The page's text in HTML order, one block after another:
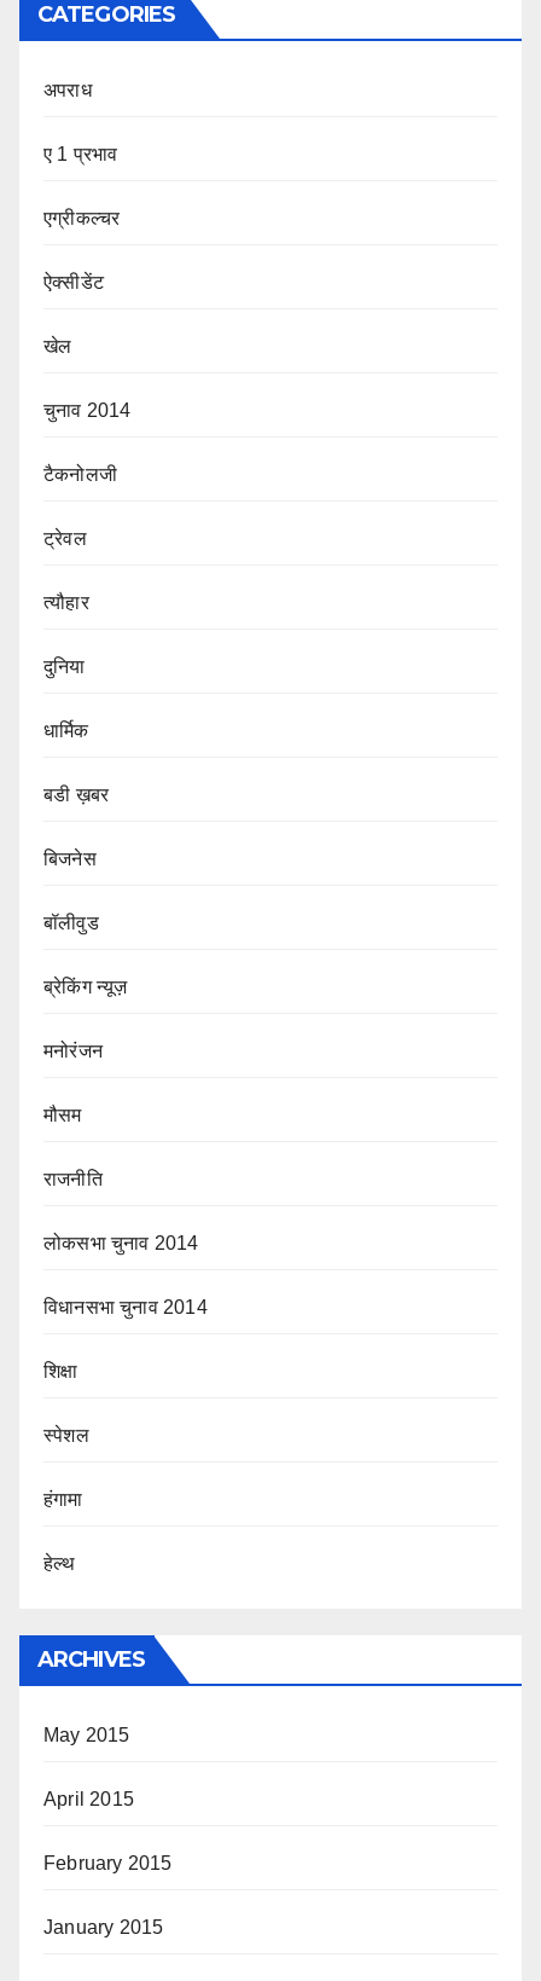
CATEGORIES
अपराध
ए 1 प्रभाव
एग्रीकल्चर
ऐक्सीडेंट
खेल
चुनाव 2014
टैकनोलजी
ट्रेवल
त्यौहार
दुनिया
धार्मिक
बडी ख़बर
बिजनेस
बॉलीवुड
ब्रेकिंग न्यूज़
मनोरंजन
मौसम
राजनीति
लोकसभा चुनाव 2014
विधानसभा चुनाव 2014
शिक्षा
स्पेशल
हंगामा
हेल्थ
ARCHIVES
May 2015
April 2015
February 2015
January 2015